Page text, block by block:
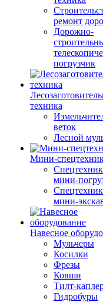
ремонт
Дорожно-
погрузчик
техника
веток
Лесной
Мини-
мини-
мини-
Навесное
Мульчеры
Косилки
Фрезы
Ковши
Тилт-
Гидробуры